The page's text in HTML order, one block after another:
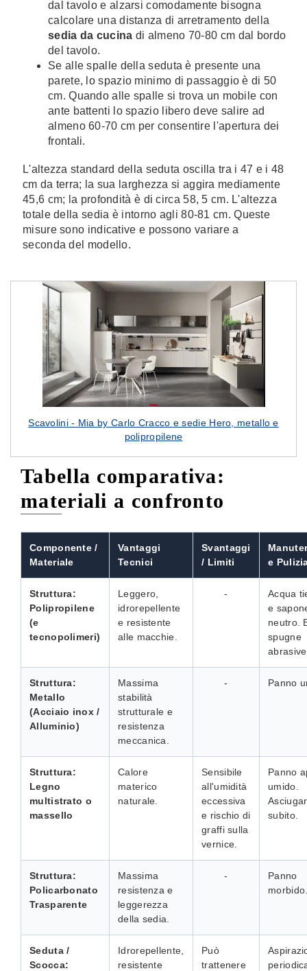
dal tavolo e alzarsi comodamente bisogna
calcolare una distanza di arretramento della
sedia da cucina di almeno 70-80 cm dal bordo
del tavolo.
Se alle spalle della seduta è presente una
parete, lo spazio minimo di passaggio è di 50
cm. Quando alle spalle si trova un mobile con
ante battenti lo spazio libero deve salire ad
almeno 60-70 cm per consentire l'apertura dei
frontali.
L'altezza standard della seduta oscilla tra i 47 e i 48
cm da terra; la sua larghezza si aggira mediamente
45,6 cm; la profondità è di circa 58, 5 cm. L'altezza
totale della sedia è intorno agli 80-81 cm. Queste
misure sono indicative e possono variare a
seconda del modello.
Scavolini - Mia by Carlo Cracco e sedie Hero, metallo e
polipropilene
Tabella comparativa:
materiali a confronto
Componente /
Materiale
Vantaggi
Tecnici
Svantaggi
/ Limiti
e
Struttura:
Polipropilene
(e
tecnopolimeri)
Leggero,
idrorepellente
e resistente
alle macchie.
-
Acqua
e
neutro.
spugne
Struttura:
Metallo
(Acciaio inox /
Alluminio)
Massima
stabilità
strutturale e
resistenza
meccanica.
- Panno
Struttura:
Legno
multistrato o
massello
Calore
materico
naturale.
Sensibile
all'umidità
eccessiva
e rischio di
graffi sulla
vernice.
Panno
umido.
subito.
Struttura:
Policarbonato
Trasparente
Massima
resistenza e
leggerezza
della sedia.
-
Panno
Seduta /
Scocca:
Idrorepellente,
resistente
Può
trattenere